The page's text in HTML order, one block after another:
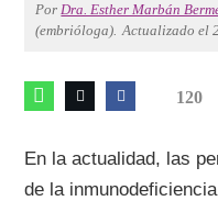
PorDra. Esther Marbán
(embrióloga). Actualizado el
120
En la actualidad, las
de la